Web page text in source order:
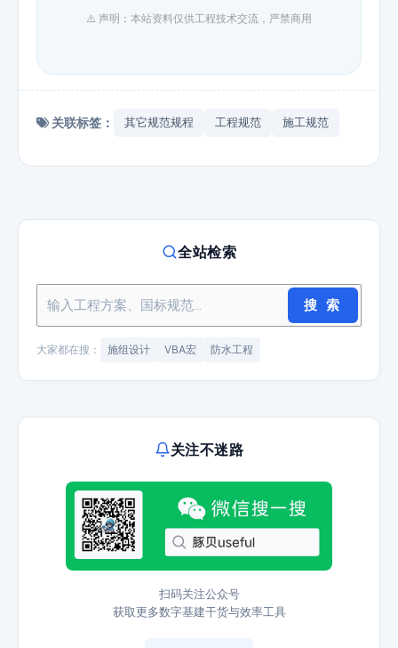
⚠️ 声明：本站资料仅供工程技术交流，严禁商用
关联标签： 其它规范规程 工程规范 施工规范
全站检索
搜 索
大家都在搜： 施组设计 VBA宏 防水工程
关注不迷路
扫码关注公众号
获取更多数字基建干货与效率工具